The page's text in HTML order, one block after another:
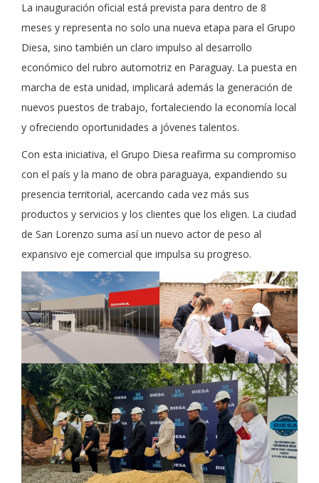
La inauguración oficial está prevista para dentro de 8
meses y representa no solo una nueva etapa para el Grupo
Diesa, sino también un claro impulso al desarrollo
económico del rubro automotriz en Paraguay. La puesta en
marcha de esta unidad, implicará además la generación de
nuevos puestos de trabajo, fortaleciendo la economía local
y ofreciendo oportunidades a jóvenes talentos.
Con esta iniciativa, el Grupo Diesa reafirma su compromiso
con el país y la mano de obra paraguaya, expandiendo su
presencia territorial, acercando cada vez más sus
productos y servicios y los clientes que los eligen. La ciudad
de San Lorenzo suma así un nuevo actor de peso al
expansivo eje comercial que impulsa su progreso.